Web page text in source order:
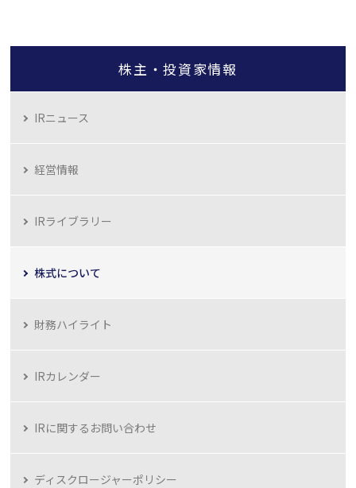
株主・投資家情報
IRニュース
経営情報
IRライブラリー
株式について
財務ハイライト
IRカレンダー
IRに関するお問い合わせ
ディスクロージャーポリシー